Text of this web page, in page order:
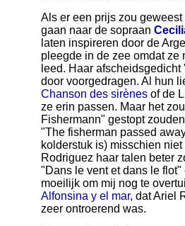
Als er een prijs zou
gaan naar de sopraan
laten inspireren door de
pleegde in de zee omdat ze
leed. Haar
door voorgedragen. Al hun
Chanson des sirènes of de
ze erin passen. Maar het
Fishermann" gestopt
"The fisherman passed
kolderstuk is) misschien
Rodriguez haar talen beter
"Dans le vent et dans le
moeilijk om mij nog te
Alfonsina y el mar, dat Ariel
zeer ontroerend was.